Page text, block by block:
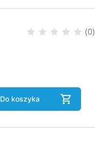
(0)
Do koszyka